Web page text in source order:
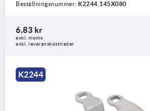
Beställningsnummer: K2244.145X080
6,83 kr
exkl. moms
exkl. leveranskostnader
K2244